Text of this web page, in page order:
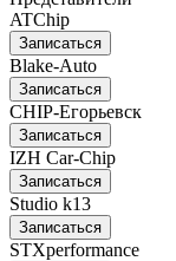
ATChip
Записаться
Blake-Auto
Записаться
CHIP-Егорьевск
Записаться
IZH Car-Chip
Записаться
Studio k13
Записаться
STXperformance